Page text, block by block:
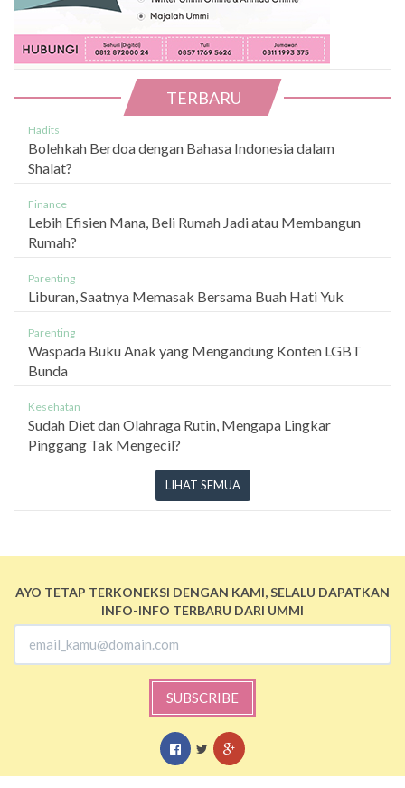
TERBARU
Hadits
Bolehkah Berdoa dengan Bahasa Indonesia dalam
Shalat?
Finance
Lebih Efisien Mana, Beli Rumah Jadi atau Membangun
Rumah?
Parenting
Liburan, Saatnya Memasak Bersama Buah Hati Yuk
Parenting
Waspada Buku Anak yang Mengandung Konten LGBT
Bunda
Kesehatan
Sudah Diet dan Olahraga Rutin, Mengapa Lingkar
Pinggang Tak Mengecil?
LIHAT SEMUA
AYO TETAP TERKONEKSI DENGAN KAMI, SELALU DAPATKAN
INFO-INFO TERBARU DARI UMMI
SUBSCRIBE